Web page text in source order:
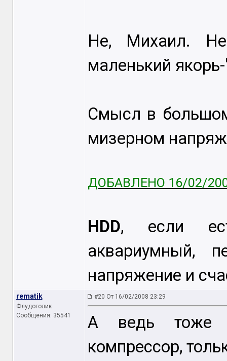
Не, Михаил.
маленький
Смысл в
мизерном
ДОБАВЛЕНО 16/02/
HDD, если
аквариумный,
напряжение и
rematik
Флудоголик
Сообщения: 35541
#20 От 16/02/2008 23:29
А ведь тоже
компрессор,